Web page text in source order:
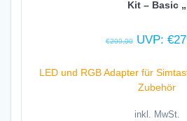
Kit – Basic „
€299,00
war:
€299,00
UVP: €
LED und RGB Adapter für
Zubehör
inkl. MwSt.